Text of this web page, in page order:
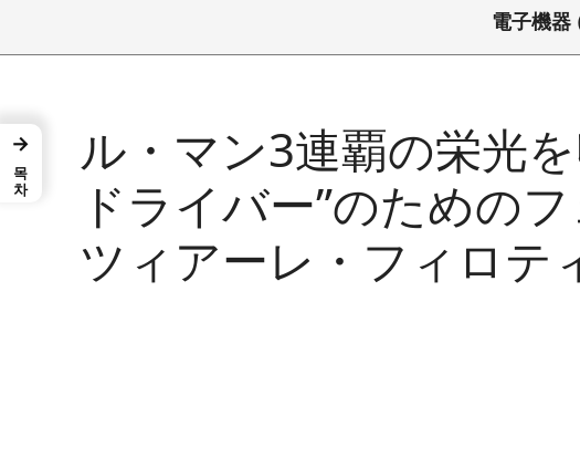
電子機器
ル・マン3連覇の栄光
ドライバー”のための
ツィアーレ・フィロテ
→
목차